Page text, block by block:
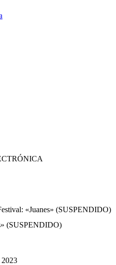
«Juanes» (SUSPENDIDO)
(SUSPENDIDO)
2023